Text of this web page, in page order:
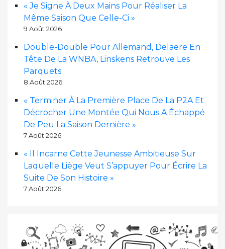
« Je Signe À Deux Mains Pour Réaliser La
Même Saison Que Celle-Ci »
9 Août 2026
Double-Double Pour Allemand, Delaere En
Tête De La WNBA, Linskens Retrouve Les
Parquets
8 Août 2026
« Terminer À La Première Place De La P2A Et
Décrocher Une Montée Qui Nous A Échappé
De Peu La Saison Dernière »
7 Août 2026
« Il Incarne Cette Jeunesse Ambitieuse Sur
Laquelle Liège Veut S’appuyer Pour Écrire La
Suite De Son Histoire »
7 Août 2026